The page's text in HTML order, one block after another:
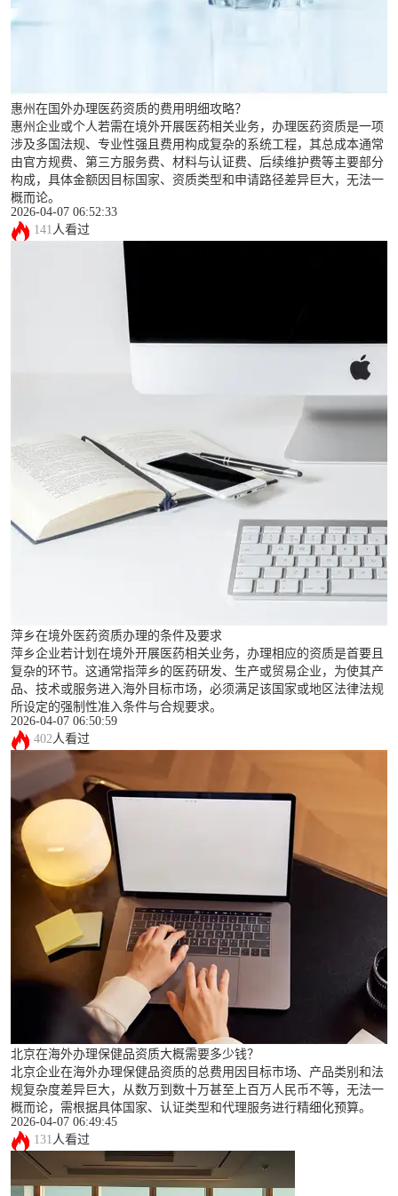
惠州在国外办理医药资质的费用明细攻略？
惠州企业或个人若需在境外开展医药相关业务，办理医药资质是一项
涉及多国法规、专业性强且费用构成复杂的系统工程，其总成本通常
由官方规费、第三方服务费、材料与认证费、后续维护费等主要部分
构成，具体金额因目标国家、资质类型和申请路径差异巨大，无法一
概而论。
2026-04-07 06:52:33
141人看过
萍乡在境外医药资质办理的条件及要求
萍乡企业若计划在境外开展医药相关业务，办理相应的资质是首要且
复杂的环节。这通常指萍乡的医药研发、生产或贸易企业，为使其产
品、技术或服务进入海外目标市场，必须满足该国家或地区法律法规
所设定的强制性准入条件与合规要求。
2026-04-07 06:50:59
402人看过
北京在海外办理保健品资质大概需要多少钱？
北京企业在海外办理保健品资质的总费用因目标市场、产品类别和法
规复杂度差异巨大，从数万到数十万甚至上百万人民币不等，无法一
概而论，需根据具体国家、认证类型和代理服务进行精细化预算。
2026-04-07 06:49:45
131 人看过